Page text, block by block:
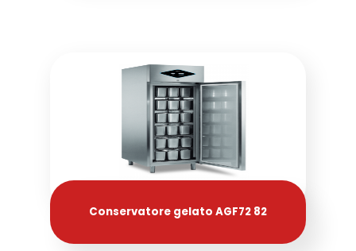
Conservatore gelato AGF72 82